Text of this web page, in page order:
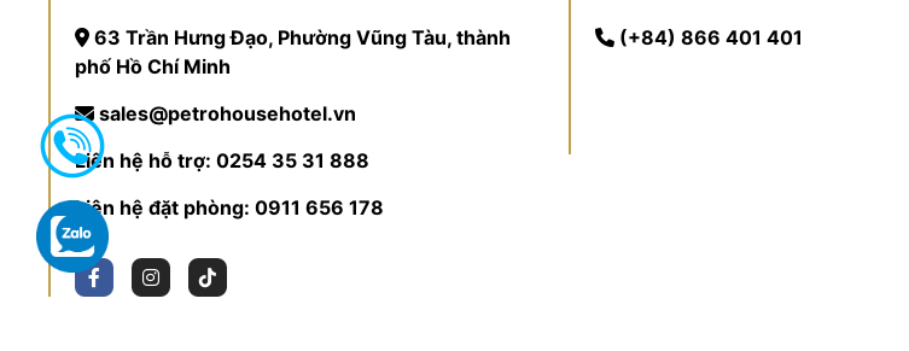
63 Trần Hưng Đạo, Phường Vũng Tàu, thành
phố Hồ Chí Minh
sales@petrohousehotel.vn
Liên hệ hỗ trợ: 0254 35 31 888
Liên hệ đặt phòng: 0911 656 178
(+84) 866 401 401